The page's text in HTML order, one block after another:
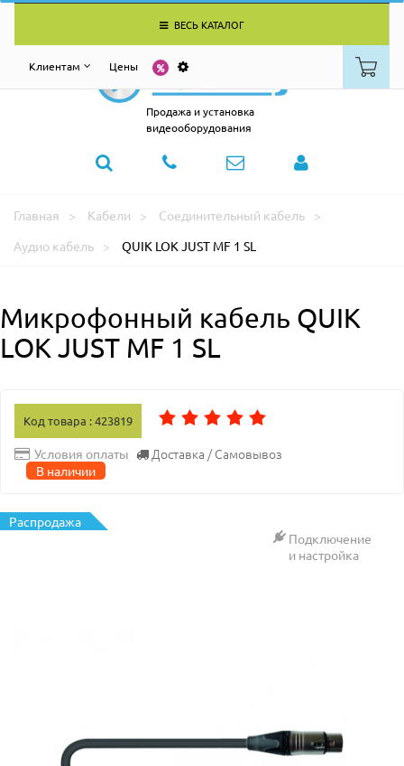
ВЕСЬ КАТАЛОГ
Клиентам Цены
Продажа и установка
видеооборудования
Главная Кабели
Соединительный кабель
Аудио кабель
QUIK LOK JUST MF 1 SL
Микрофонный кабель QUIK
LOK JUST MF 1 SL
Код товара : 423819
Условия оплаты Доставка / Самовывоз
В наличии
Распродажа
Подключение
и настройка